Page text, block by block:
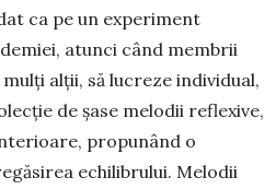
ca pe un experiment
atunci când membrii
alții, să lucreze indivi­dual,
de șase me­lo­dii reflexive,
pro­pu­nând o
echi­li­bru­lui. Melodii